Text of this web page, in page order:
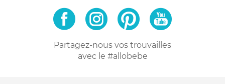
Partagez-nous vos trouvailles
avec le #allobebe